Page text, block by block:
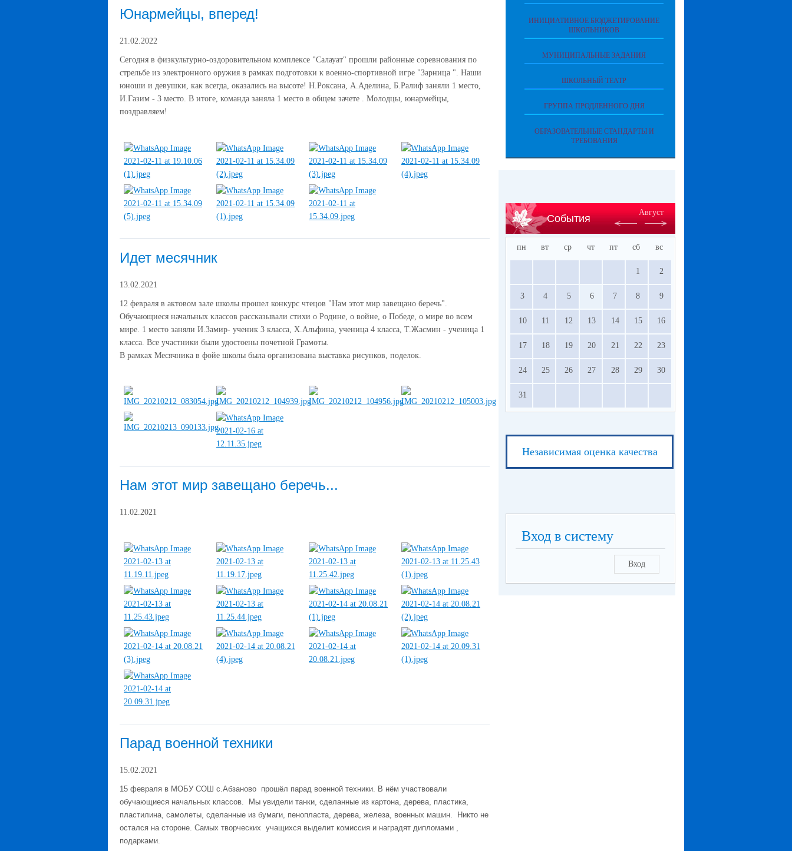
Юнармейцы, вперед!
21.02.2022
Сегодня в физкультурно-оздоровительном комплексе "Салауат" прошли районные соревнования по
стрельбе из электронного оружия в рамках подготовки к военно-спортивной игре "Зарница ". Наши
юноши и девушки, как всегда, оказались на высоте! Н.Роксана, А.Аделина, Б.Ралиф заняли 1 место,
И.Газим - 3 место. В итоге, команда заняла 1 место в общем зачете . Молодцы, юнармейцы,
поздравляем!
Идет месячник
13.02.2021
12 февраля в актовом зале школы прошел конкурс чтецов "Нам этот мир завещано беречь".
Обучающиеся начальных классов рассказывали стихи о Родине, о войне, о Победе, о мире во всем
мире. 1 место заняли И.Замир- ученик 3 класса, Х.Альфина, ученица 4 класса, Т.Жасмин - ученица 1
класса. Все участники были удостоены почетной Грамоты.
В рамках Месячника в фойе школы была организована выставка рисунков, поделок.
Нам этот мир завещано беречь...
11.02.2021
Парад военной техники
15.02.2021
15 февраля в МОБУ СОШ с.Абзаново  прошёл парад военной техники. В нём участвовали
обучающиеся начальных классов.  Мы увидели танки, сделанные из картона, дерева, пластика,
пластилина, самолеты, сделанные из бумаги, пенопласта, дерева, железа, военных машин.  Никто не
остался на стороне. Самых творческих  учащихся выделит комиссия и наградят дипломами ,
подарками.
ИНИЦИАТИВНОЕ БЮДЖЕТИРОВАНИЕ
ШКОЛЬНИКОВ
МУНИЦИПАЛЬНЫЕ ЗАДАНИЯ
ШКОЛЬНЫЙ ТЕАТР
ГРУППА ПРОДЛЕННОГО ДНЯ
ОБРАЗОВАТЕЛЬНЫЕ СТАНДАРТЫ И
ТРЕБОВАНИЯ
События
Август
пн вт ср чт пт сб вс
1 2
3 4 5 6 7 8 9
10 11 12 13 14 15 16
17 18 19 20 21 22 23
24 25 26 27 28 29 30
31
Независимая оценка качества
Вход в систему
Вход